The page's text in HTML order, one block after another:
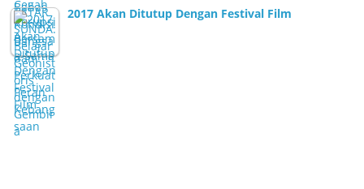
2017 Akan Ditutup Dengan Festival Film